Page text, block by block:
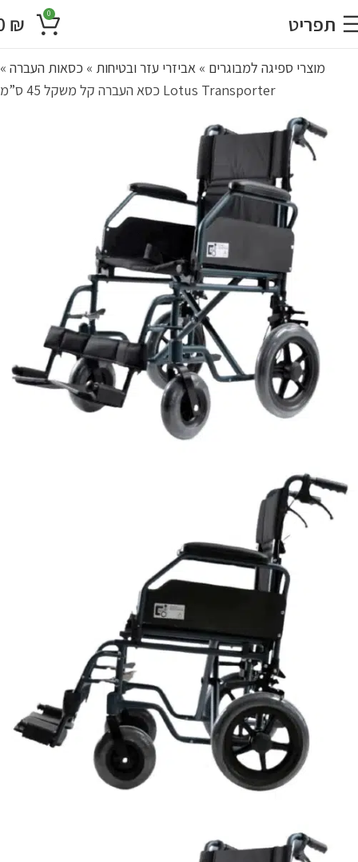
תפריט 0
₪
מוצרי ספיגה למבוגרים » אביזרי עזר ובטיחות » כסאות העברה »
Lotus Transporter כסא העברה קל משקל 45 ס”מ